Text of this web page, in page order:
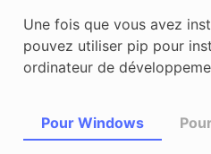
Une fois que vous avez
pouvez utiliser pip pour
ordinateur de
Pour Windows